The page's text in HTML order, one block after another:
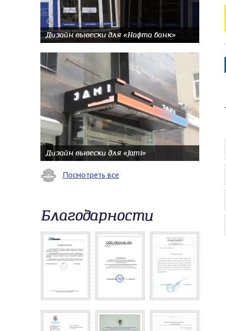
Дизайн вывески для «Нафта банк»
Дизайн вывески для «Jami»
Посмотреть все
Благодарности